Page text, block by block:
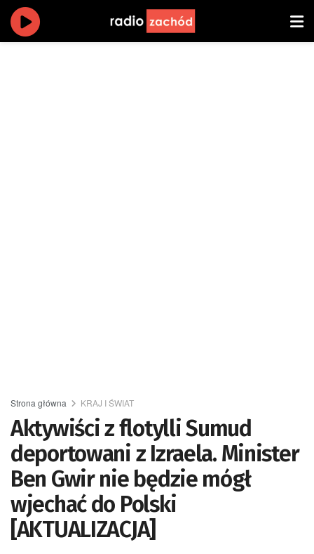
Strona główna KRAJ I ŚWIAT
Aktywiści z flotylli Sumud
deportowani z Izraela. Minister
Ben Gwir nie będzie mógł
wjechać do Polski
[AKTUALIZACJA]